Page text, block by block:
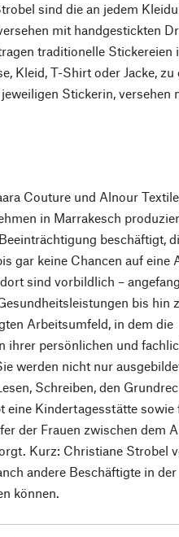
sind die an jedem
mit handgestickten
traditionelle Stickereien
Kleid, T-Shirt oder Jacke, zu
Stickerin, versehen
Couture und Alnour
in Marrakesch
beschäftigt,
gar keine Chancen auf eine
sind vorbildlich –
bis hin
Arbeitsumfeld, in dem die
ihrer persönlichen und
werden nicht nur
Schreiben, den
eine Kindertagesstätte sowie
der Frauen zwischen dem
Kurz: Christiane Strobel
andere Beschäftigte in der
können.